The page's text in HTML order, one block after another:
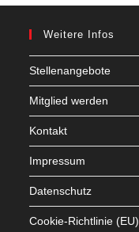
Weitere Infos
Stellenangebote
Mitglied werden
Kontakt
Impressum
Datenschutz
Cookie-Richtlinie (EU)